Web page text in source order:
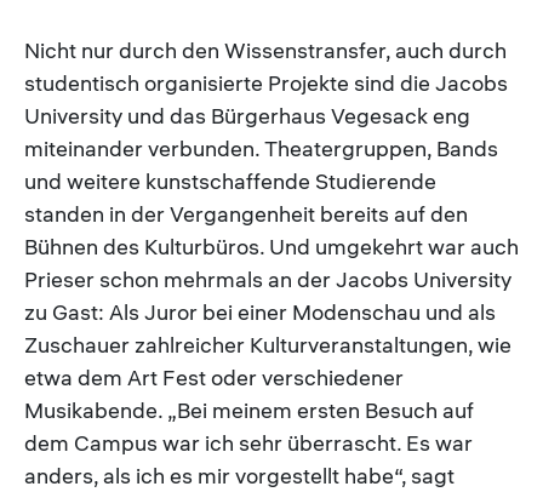
Nicht nur durch den Wissenstransfer, auch durch
studentisch organisierte Projekte sind die Jacobs
University und das Bürgerhaus Vegesack eng
miteinander verbunden. Theatergruppen, Bands
und weitere kunstschaffende Studierende
standen in der Vergangenheit bereits auf den
Bühnen des Kulturbüros. Und umgekehrt war auch
Prieser schon mehrmals an der Jacobs University
zu Gast: Als Juror bei einer Modenschau und als
Zuschauer zahlreicher Kulturveranstaltungen, wie
etwa dem Art Fest oder verschiedener
Musikabende. „Bei meinem ersten Besuch auf
dem Campus war ich sehr überrascht. Es war
anders, als ich es mir vorgestellt habe“, sagt